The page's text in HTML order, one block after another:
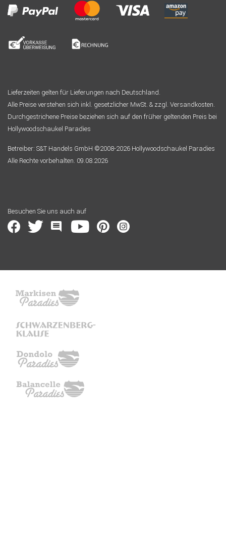
Lieferzeiten gelten für Lieferungen nach Deutschland.
Alle Preise verstehen sich inkl. gesetzlicher MwSt. & zzgl. Versandkosten.
Durchgestrichene Preise beziehen sich auf den früher geltenden Preis bei
Hollywoodschaukel Paradies
Betreiber: S&T Handels GmbH ©2008-2026 Hollywoodschaukel Paradies
Alle Rechte vorbehalten. 09.08.2026
Besuchen Sie uns auch auf